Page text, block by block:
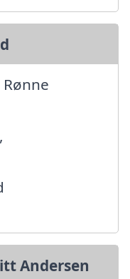
Andersen